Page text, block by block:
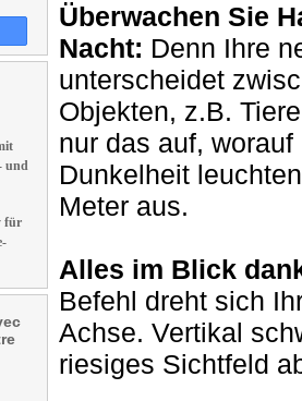
und
für
Überwachen Sie
Nacht: Denn Ihre
unterscheidet
Objekten, z.B.
nur das auf,
Dunkelheit
Meter aus.
Alles im Blick
Befehl dreht sich
Achse. Vertikal
riesiges Sichtfeld